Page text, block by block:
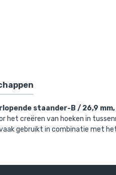
staander-B / 26,9
het creëren van hoeken in
gebruikt in combinatie met
staander-B / 26,9